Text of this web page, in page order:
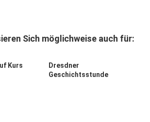
Sich möglichweise auch für:
Kurs
Dresdner
Geschichtsstunde